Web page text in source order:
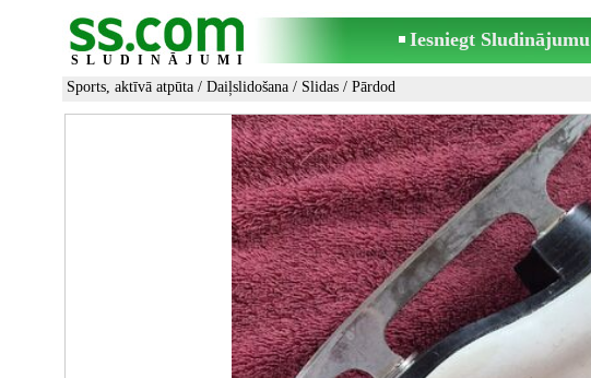
SLUDINĀJUMI
Iesniegt Sludinājumu
Sports, aktīvā atpūta / Daiļslidošana / Slidas / Pārdod